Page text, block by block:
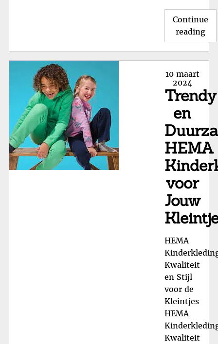
Continue
reading
en
Posted
on
10 maart
2024
Trendy
en
HEMA
voor
Jouw
HEMA
Kwaliteit
en Stijl
voor de
Kleintjes
HEMA
Kwaliteit